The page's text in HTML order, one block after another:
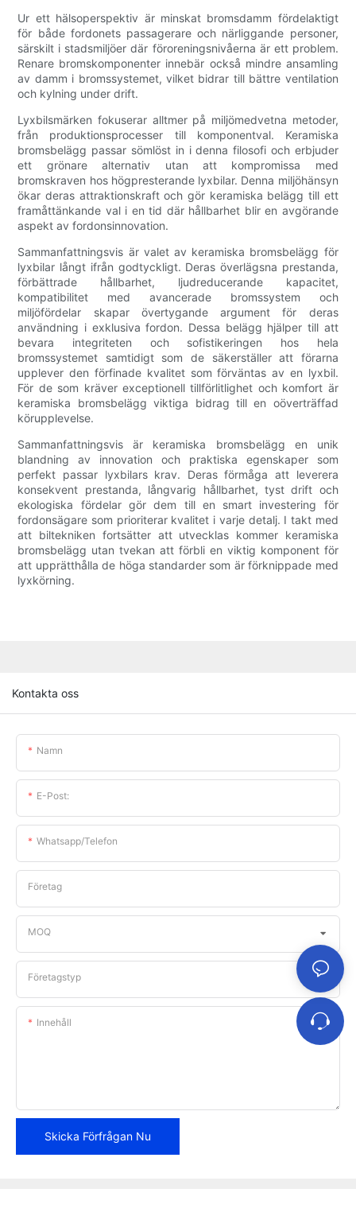
Ur ett hälsoperspektiv är minskat bromsdamm fördelaktigt
för både fordonets passagerare och närliggande personer,
särskilt i stadsmiljöer där föroreningsnivåerna är ett problem.
Renare bromskomponenter innebär också mindre ansamling
av damm i bromssystemet, vilket bidrar till bättre ventilation
och kylning under drift.
Lyxbilsmärken fokuserar alltmer på miljömedvetna metoder,
från produktionsprocesser till komponentval. Keramiska
bromsbelägg passar sömlöst in i denna filosofi och erbjuder
ett grönare alternativ utan att kompromissa med
bromskraven hos högpresterande lyxbilar. Denna miljöhänsyn
ökar deras attraktionskraft och gör keramiska belägg till ett
framåttänkande val i en tid där hållbarhet blir en avgörande
aspekt av fordonsinnovation.
Sammanfattningsvis är valet av keramiska bromsbelägg för
lyxbilar långt ifrån godtyckligt. Deras överlägsna prestanda,
förbättrade hållbarhet, ljudreducerande kapacitet,
kompatibilitet med avancerade bromssystem och
miljöfördelar skapar övertygande argument för deras
användning i exklusiva fordon. Dessa belägg hjälper till att
bevara integriteten och sofistikeringen hos hela
bromssystemet samtidigt som de säkerställer att förarna
upplever den förfinade kvalitet som förväntas av en lyxbil.
För de som kräver exceptionell tillförlitlighet och komfort är
keramiska bromsbelägg viktiga bidrag till en oöverträffad
körupplevelse.
Sammanfattningsvis är keramiska bromsbelägg en unik
blandning av innovation och praktiska egenskaper som
perfekt passar lyxbilars krav. Deras förmåga att leverera
konsekvent prestanda, långvarig hållbarhet, tyst drift och
ekologiska fördelar gör dem till en smart investering för
fordonsägare som prioriterar kvalitet i varje detalj. I takt med
att biltekniken fortsätter att utvecklas kommer keramiska
bromsbelägg utan tvekan att förbli en viktig komponent för
att upprätthålla de höga standarder som är förknippade med
lyxkörning.
Kontakta oss
Namn
E-Post:
Whatsapp/telefon
Företag
MOQ
Företagstyp
Innehåll
Skicka Förfrågan Nu